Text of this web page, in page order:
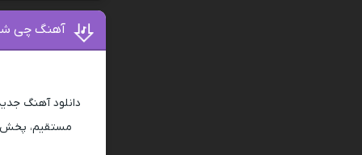
آهنگ چی
دانلود آهنگ
مستقیم، پخش